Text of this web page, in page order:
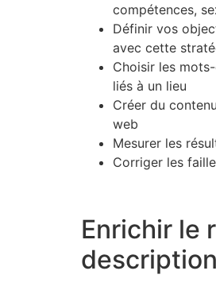
compétences,
Définir vos
avec cette
Choisir les
liés à un lieu
Créer du
web
Mesurer les
Corriger les
Enrichir le